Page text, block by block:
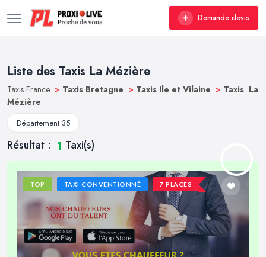
Demande devis
Liste des Taxis La Mézière
Taxis France > Taxis Bretagne > Taxis Ile et Vilaine > Taxis La
Mézière
Département 35
Résultat : 1 Taxi(s)
TOP TAXI CONVENTIONNÉ 7 PLACES